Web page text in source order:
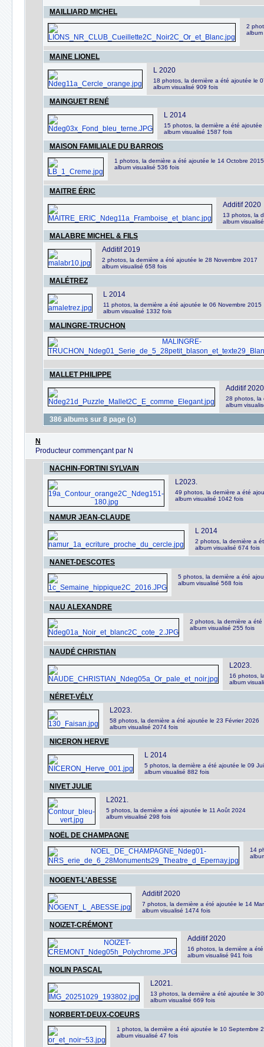
MAILLIARD MICHEL
2
MAINE LIONEL
L 2020
18 photos, la dernière a été ajoutée le
album visualisé 909 fois
MAINGUET RENÉ
L 2014
15 photos, la dernière a été
album visualisé 1587 fois
MAISON FAMILIALE DU BARROIS
1 photos, la dernière a été ajoutée le 14 Octobre 2015
album visualisé 536 fois
MAITRE ÉRIC
Additif 2020
13 photos, la
album
MALABRE MICHEL & FILS
Additif 2019
2 photos, la dernière a été ajoutée le 28 Novembre 2017
album visualisé 658 fois
MALÉTREZ
L 2014
11 photos, la dernière a été ajoutée le 06 Novembre 2015
album visualisé 1332 fois
MALINGRE-TRUCHON
MALLET PHILIPPE
Additif 2020
28 photos, la
album
386 albums sur 8 page (s)
N
Producteur commençant par N
NACHIN-FORTINI SYLVAIN
L2023.
49 photos, la dernière a été
album visualisé 1042 fois
NAMUR JEAN-CLAUDE
L 2014
2 photos, la dernière a
album visualisé 674 fois
NANET-DESCOTES
5 photos, la dernière a été
album visualisé 568 fois
NAU ALEXANDRE
2 photos, la dernière a
album visualisé 255 fois
NAUDÉ CHRISTIAN
L2023.
16 photos,
album
NÉRET-VÉLY
L2023.
58 photos, la dernière a été ajoutée le 23 Février 2026
album visualisé 2074 fois
NICERON HERVE
L 2014
5 photos, la dernière a été ajoutée le 09
album visualisé 882 fois
NIVET JULIE
L2021.
5 photos, la dernière a été ajoutée le 11 Août 2024
album visualisé 298 fois
NOËL DE CHAMPAGNE
14
NOGENT-L'ABESSE
Additif 2020
7 photos, la dernière a été ajoutée le 14
album visualisé 1474 fois
NOIZET-CRÉMONT
Additif 2020
16 photos, la dernière a
album visualisé 941 fois
NOLIN PASCAL
L2021.
13 photos, la dernière a été ajoutée le
album visualisé 669 fois
NORBERT-DEUX-COEURS
1 photos, la dernière a été ajoutée le 10 Septembre
album visualisé 47 fois